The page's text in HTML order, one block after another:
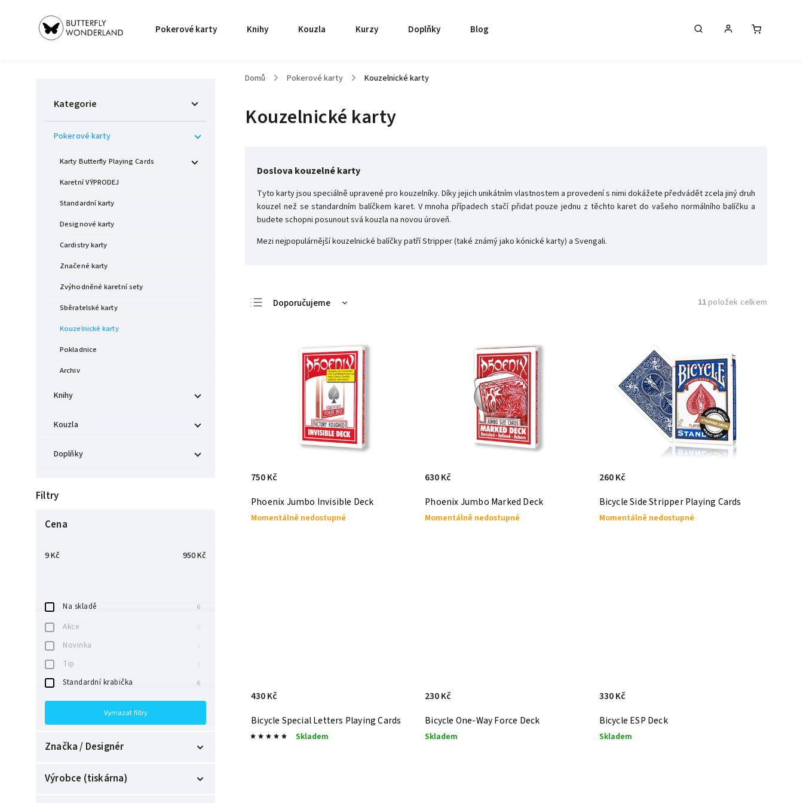
Pokerové karty Knihy Kouzla Kurzy Doplňky Blog
Domů / Pokerové karty / Kouzelnické karty
Kategorie
Pokerové karty
Karty Butterfly Playing Cards
Karetní VÝPRODEJ
Standardní karty
Designové karty
Cardistry karty
Značené karty
Zvýhodněné karetní sety
Sběratelské karty
Kouzelnické karty
Pokladnice
Archiv
Knihy
Kouzla
Doplňky
Filtry
Cena
9Kč 950Kč
Na skladě 6
Akce 0
Novinka 0
Tip 0
Standardní krabička 6
Značka / Designér
Butterfly Playing Cards
Výrobce (tiskárna)
Vymazat filtry
Kouzelnické karty
Doslova kouzelné karty
Tyto karty jsou speciálně upravené pro kouzelníky. Díky jejich unikátním vlastnostem a provedení s nimi dokážete předvádět zcela jiný druh
kouzel než se standardním balíčkem karet. V mnoha případech stačí přidat pouze jednu z těchto karet do vašeho normálního balíčku a
budete schopni posunout svá kouzla na novou úroveň.
Mezi nejpopulárnější kouzelnické balíčky patří Stripper (také známý jako kónické karty) a Svengali.
Doporučujeme
Nejprodávanější
Abecedně
11položek celkem
Phoenix Jumbo Invisible Deck
Momentálně nedostupné
750 Kč
Phoenix Jumbo Marked Deck
Momentálně nedostupné
630 Kč
Bicycle Side Stripper Playing Cards
Momentálně nedostupné
260 Kč
Bicycle Special Letters Playing Cards
Skladem
430 Kč
Bicycle One-Way Force Deck
Skladem
230 Kč
Bicycle ESP Deck
Skladem
330 Kč